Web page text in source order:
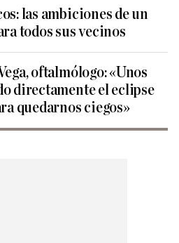
las ambiciones de un
todos sus vecinos
oftalmólogo: «Unos
directamente el eclipse
quedarnos ciegos»